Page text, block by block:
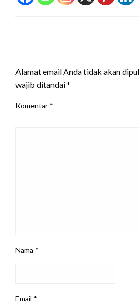
Alamat email Anda tidak akan
wajib ditandai*
Komentar *
Nama *
Email *